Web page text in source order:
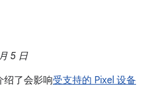
5 日
绍了会影响受支持的 Pixel 设备